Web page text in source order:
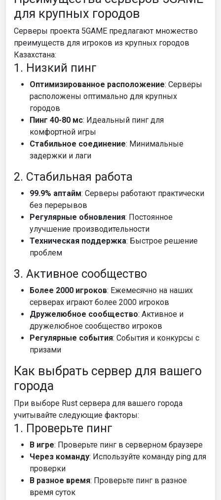
для крупных городов
Серверы проекта 5GAME предлагают множество
преимуществ для игроков из крупных городов
Казахстана:
1. Низкий пинг
Оптимизированное расположение: Серверы
расположены оптимально для крупных
городов
Пинг 40-80 мс: Идеальный пинг для
комфортной игры
Стабильное соединение: Минимальные
задержки и лаги
2. Стабильная работа
99.9% аптайм: Серверы работают практически
без перерывов
Регулярные обновления: Постоянное
улучшение производительности
Техническая поддержка: Быстрое решение
проблем
3. Активное сообщество
Более 2000 игроков: Ежемесячно на наших
серверах играют более 2000 игроков
Дружелюбное сообщество: Активное и
дружелюбное сообщество игроков
Регулярные события: События и конкурсы с
призами
Как выбрать сервер для вашего
города
При выборе Rust сервера для вашего города
учитывайте следующие факторы:
1. Проверьте пинг
В игре: Проверьте пинг в серверном браузере
Через команду: Используйте команду ping для
проверки
В разное время: Проверьте пинг в разное
время суток